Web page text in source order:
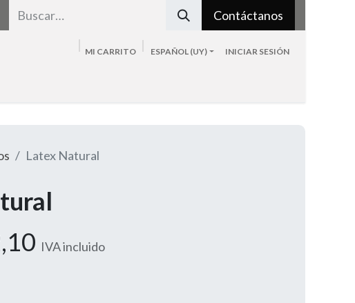
Contáctanos
MI CARRITO ESPAÑOL (UY) INICIAR SESIÓN
Latex Natural
IVA incluido